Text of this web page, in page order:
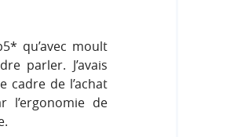
qu’avec moult
parler. J’avais
cadre de l’achat
l’ergonomie de